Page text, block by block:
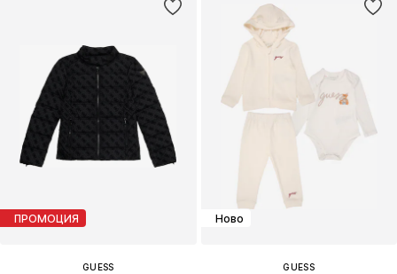
ПРОМОЦИЯ
GUESS
Ново
GUESS